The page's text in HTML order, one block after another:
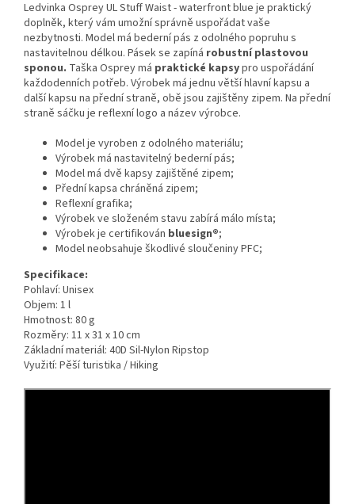
Ledvinka Osprey UL Stuff Waist - waterfront blue je praktický
doplněk, který vám umožní správně uspořádat vaše
nezbytnosti. Model má bederní pás z odolného popruhu s
nastavitelnou délkou. Pásek se zapíná robustní plastovou
sponou. Taška Osprey má praktické kapsypro uspořádání
každodenních potřeb. Výrobek má jednu větší hlavní kapsu a
další kapsu na přední straně, obě jsou zajištěny zipem. Na přední
straně sáčku je reflexní logo a název výrobce.
Model je vyroben z odolného materiálu;
Výrobek má nastavitelný bederní pás;
Model má dvě kapsy zajištěné zipem;
Přední kapsa chráněná zipem;
Reflexní grafika;
Výrobek ve složeném stavu zabírá málo místa;
Výrobek je certifikován bluesign®;
Model neobsahuje škodlivé sloučeniny PFC;
Specifikace:
Pohlaví: Unisex
Objem: 1 l
Hmotnost: 80 g
Rozměry: 11 x 31 x 10 cm
Základní materiál: 40D Sil-Nylon Ripstop
Využití: Pěší turistika / Hiking